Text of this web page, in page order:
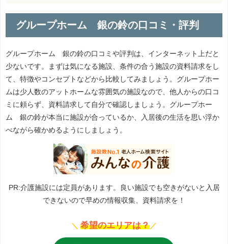
グループホーム 銀の鈴の口コミ・評判
グループホーム 銀の鈴の口コミや評判は、インターネット上だと
少ないです。まずは気になる施設、条件の合う施設の資料請求をし
て、特徴やコンセプトなどから比較してみましょう。グループホー
ムは少人数のアットホームな雰囲気の施設なので、他人からの口コ
ミに頼らず、資料請求して自分で確認しましょう。グループホー
ム 銀の鈴が本当に施設が合っているか、入居後の生活を思い浮か
べながら確かめるようにしましょう。
PR:介護施設には定員があります。良い施設でも空きがないと入居
できないので早めの情報収集、資料請求を！
＼ 希望のエリアは？ ／